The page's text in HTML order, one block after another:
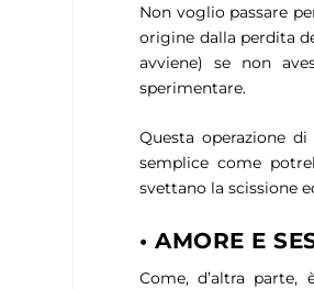
Non voglio passare
origine dalla perdita
avviene) se non
sperimentare.
Questa operazione
semplice come
svettano la scissione
• AMORE E
Come, d’altra parte,